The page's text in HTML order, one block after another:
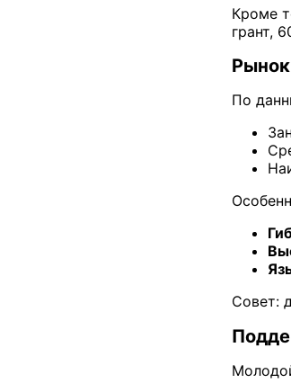
Кроме
грант,
По
Совет: